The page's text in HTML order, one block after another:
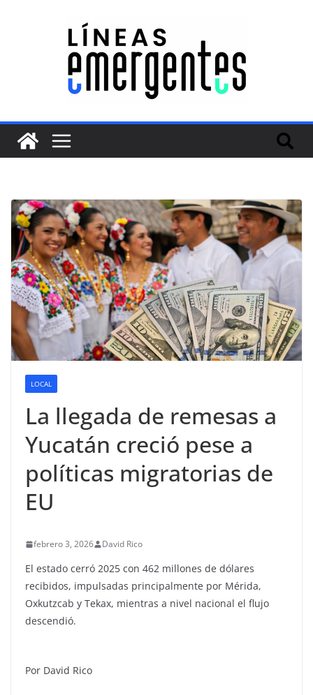
LOCAL
La llegada de remesas a
Yucatán creció pese a
políticas migratorias de
EU
febrero 3, 2026 David Rico
El estado cerró 2025 con 462 millones de dólares
recibidos, impulsadas principalmente por Mérida,
Oxkutzcab y Tekax, mientras a nivel nacional el flujo
descendió.
Por David Rico